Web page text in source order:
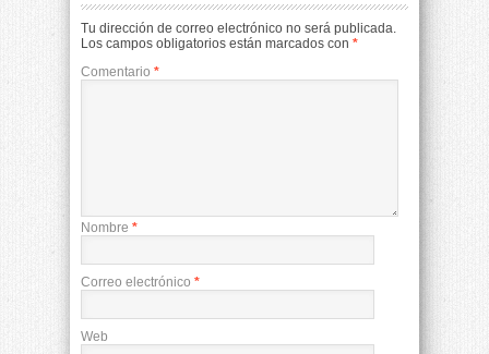
Tu dirección de correo electrónico no será publicada.
Los campos obligatorios están marcados con *
Comentario *
Nombre *
Correo electrónico *
Web